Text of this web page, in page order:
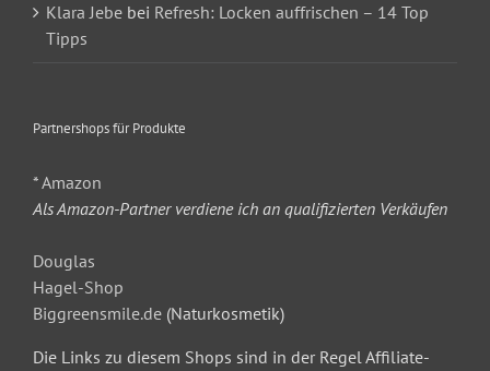
Klara Jebe bei Refresh: Locken auffrischen – 14 Top
Tipps
Partnershops für Produkte
* Amazon
Als Amazon-Partner verdiene ich an qualifizierten Verkäufen
Douglas
Hagel-Shop
Biggreensmile.de (Naturkosmetik)
Die Links zu diesem Shops sind in der Regel Affiliate-